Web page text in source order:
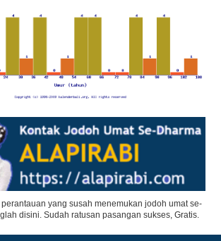
yang susah menemukan jodoh umat se-
disini. Sudah ratusan pasangan sukses, Gratis.